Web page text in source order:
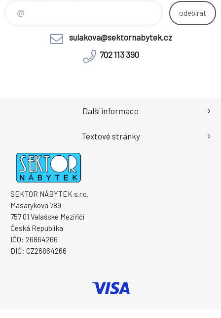
odebírat
sulakova@sektornabytek.cz
702 113 390
SEKTOR NÁBYTEK s.r.o.
Masarykova 789
757 01 Valašské Meziříčí
Česká Republika
IČO: 26864266
DIČ: CZ26864266
Další informace
Textové stránky